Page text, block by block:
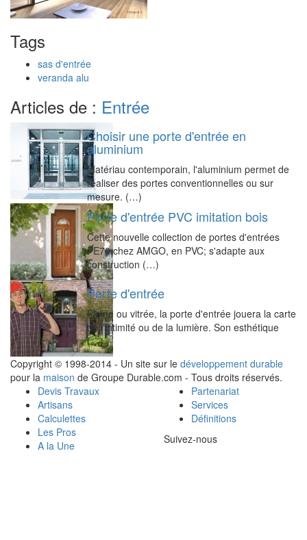
Tags
sas d'entrée
veranda alu
Articles de : Entrée
Choisir une porte d'entrée en
aluminium
Matériau contemporain, l'aluminium permet de
réaliser des portes conventionnelles ou sur
mesure. (…)
Porte d'entrée PVC imitation bois
Cette nouvelle collection de portes d'entrées
PE70 chez AMGO, en PVC; s'adapte aux
construction (…)
Porte d'entrée
Pleine ou vitrée, la porte d'entrée jouera la carte
de l’intimité ou de la lumière. Son esthétique
(…)
Copyright © 1998-2014 - Un site sur le développement durable
pour la maison de Groupe Durable.com - Tous droits réservés.
Devis Travaux
Artisans
Calculettes
Les Pros
A la Une
Partenariat
Services
Définitions
Suivez-nous